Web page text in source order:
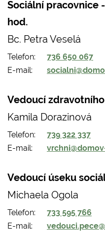
Sociální pracovnice
hod.
Bc. Petra Veselá
Telefon
736 650 067
E-mail
Vedoucí
Kamila Dorazinová
Telefon
739 322 337
E-mail
Vedoucí úseku
Michaela Ogola
Telefon
733 595 766
E-mail